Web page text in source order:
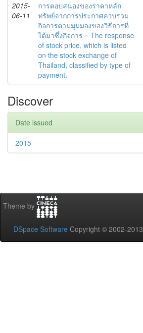
2015-
06-11
การตอบสนองของราคาหลัก
ทรัพย์จากการประกาศควบรวม
กิจการตามมุมมองของวิธีการที่
ได้มาซึ่งกิจการ = The response
of stock price, which is listed
on the stock exchange of
Thailand, classified by type of
payment.
Discover
Date issued
2015
Theme by
DSpace Software Copyright © 2002-2013